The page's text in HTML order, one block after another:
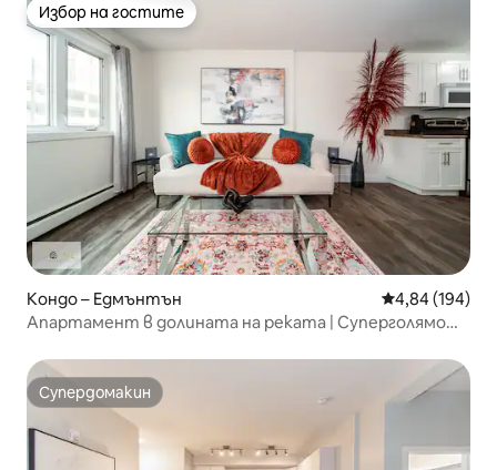
Избор на гостите
Избор на гостите
Кондо – Едмънтън Средна
4,84 (194)
Апартамент в долината на реката | Суперголямо
Супердомакин
Супердомакин